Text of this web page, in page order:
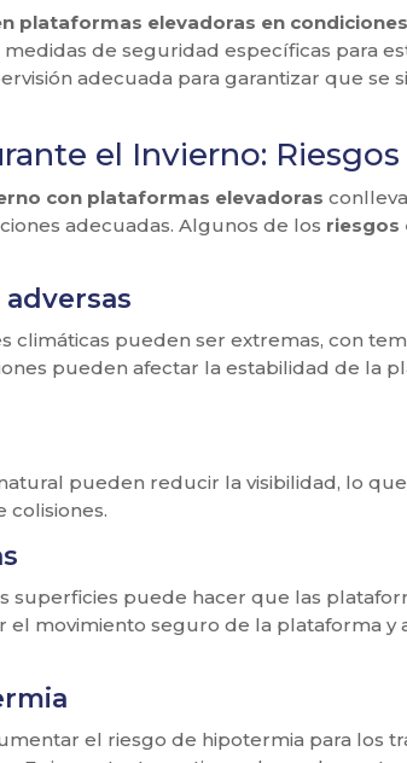
plataformas elevadoras en
de seguridad específicas para
adecuada para garantizar que se
el Invierno:
con plataformas elevadoras
adecuadas. Algunos de los riesgos
climáticas pueden ser extremas, con
pueden afectar la estabilidad de la
pueden reducir la visibilidad, lo
colisiones.
superficies puede hacer que las
el movimiento seguro de la plataforma y
el riesgo de hipotermia para los